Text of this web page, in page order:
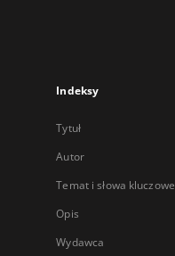
Indeksy
Tytuł
Autor
Temat i słowa kluczowe
Opis
Wydawca